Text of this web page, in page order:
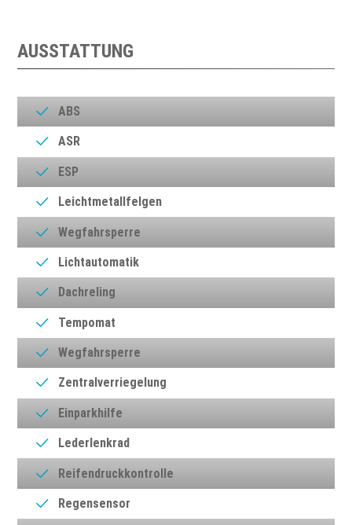
AUSSTATTUNG
ABS
ASR
ESP
Leichtmetallfelgen
Wegfahrsperre
Lichtautomatik
Dachreling
Tempomat
Wegfahrsperre
Zentralverriegelung
Einparkhilfe
Lederlenkrad
Reifendruckkontrolle
Regensensor